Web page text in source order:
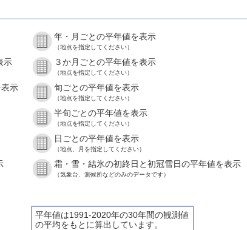
年・月ごとの平年値を表示
（地点を指定してください）
示 ３か月ごとの平年値を表示
（地点を指定してください）
示 旬ごとの平年値を表示
（地点を指定してください）
半旬ごとの平年値を表示
（地点を指定してください）
日ごとの平年値を表示
（地点、月を指定してください）
霜・雪・結氷の初終日と初冠雪日の平年値を表示
（気象台、測候所などのみのデータです）
平年値は1991-2020年の30年間の観測値
の平均をもとに算出しています。